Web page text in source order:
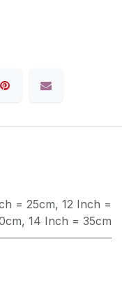
= 25cm, 12 Inch =
, 14 Inch = 35cm